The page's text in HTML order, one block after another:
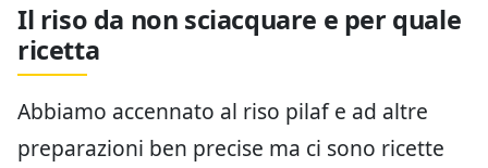
Il riso da non sciacquare e per quale
ricetta
Abbiamo accennato al riso pilaf e ad altre
preparazioni ben precise ma ci sono ricette